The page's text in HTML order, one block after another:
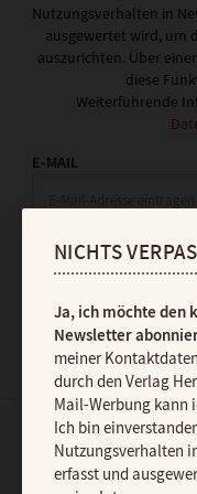
Nutzungsverhalten in
ausgewertet wird, um
auszurichten. Über
diese
Weiterführende
E-MAIL
AGB und
NICHTS
Ja, ich möchte den
Newsletter
meiner
durch den Verlag
Mail-Werbung kann
Ich bin
Nutzungsverhalten
erfasst und